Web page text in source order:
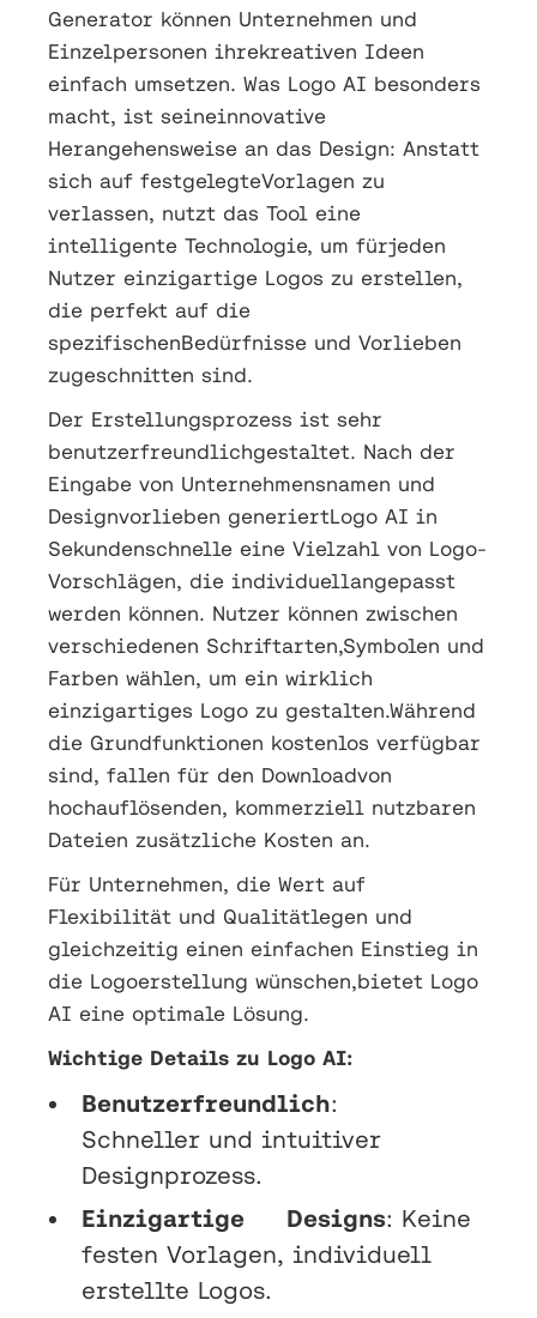
Generator können Unternehmen und
Einzelpersonen ihrekreativen Ideen
einfach umsetzen. Was Logo AI besonders
macht, ist seineinnovative
Herangehensweise an das Design: Anstatt
sich auf festgelegteVorlagen zu
verlassen, nutzt das Tool eine
intelligente Technologie, um fürjeden
Nutzer einzigartige Logos zu erstellen,
die perfekt auf die
spezifischenBedürfnisse und Vorlieben
zugeschnitten sind.
Der Erstellungsprozess ist sehr
benutzerfreundlichgestaltet. Nach der
Eingabe von Unternehmensnamen und
Designvorlieben generiertLogo AI in
Sekundenschnelle eine Vielzahl von Logo-
Vorschlägen, die individuellangepasst
werden können. Nutzer können zwischen
verschiedenen Schriftarten,Symbolen und
Farben wählen, um ein wirklich
einzigartiges Logo zu gestalten.Während
die Grundfunktionen kostenlos verfügbar
sind, fallen für den Downloadvon
hochauflösenden, kommerziell nutzbaren
Dateien zusätzliche Kosten an.
Für Unternehmen, die Wert auf
Flexibilität und Qualitätlegen und
gleichzeitig einen einfachen Einstieg in
die Logoerstellung wünschen,bietet Logo
AI eine optimale Lösung.
Wichtige Details zu Logo AI:
Benutzerfreundlich:
Schneller und intuitiver
Designprozess.
Einzigartige Designs: Keine
festen Vorlagen, individuell
erstellte Logos.